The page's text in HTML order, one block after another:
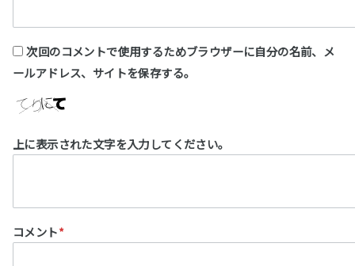
次回のコメントで使用するためブラウザーに自分の名前、メ
ールアドレス、サイトを保存する。
上に表示された文字を入力してください。
コメント*